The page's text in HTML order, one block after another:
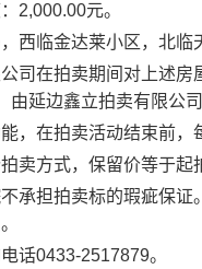
2,000.00元。
西临金达莱小区，北临
司在拍卖期间对上述
由延边鑫立拍卖有限公司
，在拍卖活动结束前，
卖方式，保留价等于
承担拍卖标的瑕疵保
话0433-2517879。